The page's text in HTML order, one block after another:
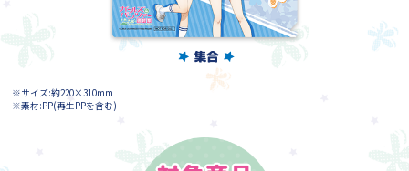
※サイズ:約220×310mm
※素材:PP(再生PPを含む)